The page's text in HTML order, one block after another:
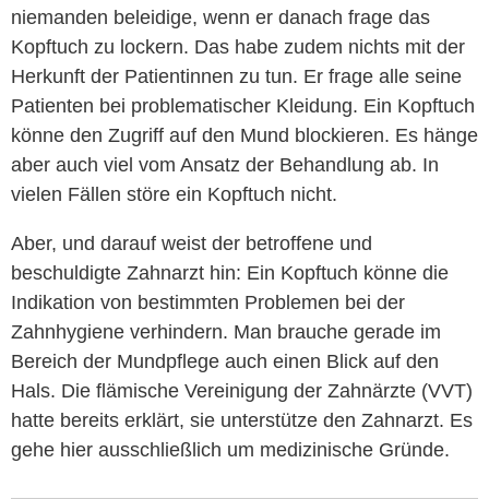
niemanden beleidige, wenn er danach frage das
Kopftuch zu lockern. Das habe zudem nichts mit der
Herkunft der Patientinnen zu tun. Er frage alle seine
Patienten bei problematischer Kleidung. Ein Kopftuch
könne den Zugriff auf den Mund blockieren. Es hänge
aber auch viel vom Ansatz der Behandlung ab. In
vielen Fällen störe ein Kopftuch nicht.
Aber, und darauf weist der betroffene und
beschuldigte Zahnarzt hin: Ein Kopftuch könne die
Indikation von bestimmten Problemen bei der
Zahnhygiene verhindern. Man brauche gerade im
Bereich der Mundpflege auch einen Blick auf den
Hals. Die flämische Vereinigung der Zahnärzte (VVT)
hatte bereits erklärt, sie unterstütze den Zahnarzt. Es
gehe hier ausschließlich um medizinische Gründe.